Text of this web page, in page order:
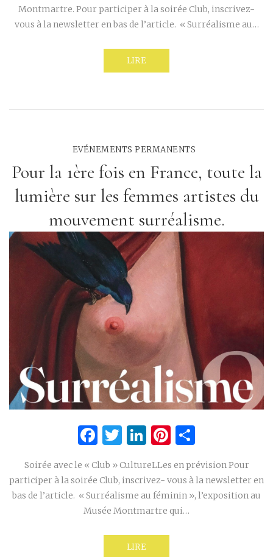
Montmartre. Pour participer à la soirée Club, inscrivez-
vous à la newsletter en bas de l’article. « Surréalisme au…
LIRE
EVÉNEMENTS PERMANENTS
Pour la 1ère fois en France, toute la
lumière sur les femmes artistes du
mouvement surréalisme.
Facebook
Twitter
LinkedIn
Pinterest
Soirée avec le « Club » CultureLLes en prévision Pour
participer à la soirée Club, inscrivez- vous à la newsletter en
bas de l’article. « Surréalisme au féminin », l’exposition au
Musée Montmartre qui…
LIRE